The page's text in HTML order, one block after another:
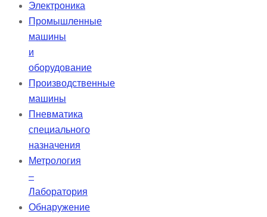
Электроника
Промышленные
машины
и
оборудование
Производственные
машины
Пневматика
специального
назначения
Метрология
–
Лаборатория
Обнаружение